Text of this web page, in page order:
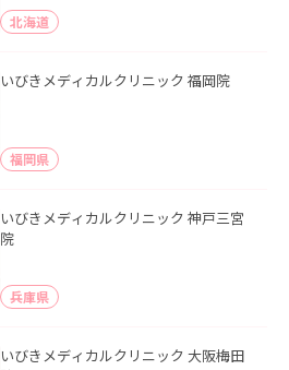
北海道
いびきメディカルクリニック 福岡院
福岡県
いびきメディカルクリニック 神戸三宮
院
兵庫県
いびきメディカルクリニック 大阪梅田